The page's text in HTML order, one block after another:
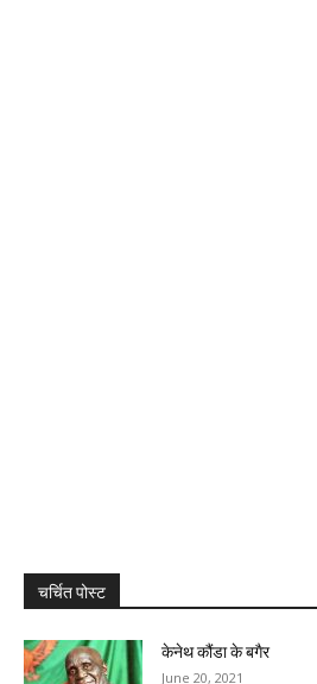
चर्चित पोस्ट
केनेथ कौंडा के बगैर
June 20, 2021